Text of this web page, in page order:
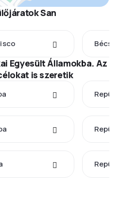
San
Bécs -
Egyesült Államokba. Az
is szeretik